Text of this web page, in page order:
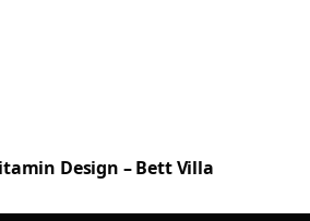
Design – Bett Villa